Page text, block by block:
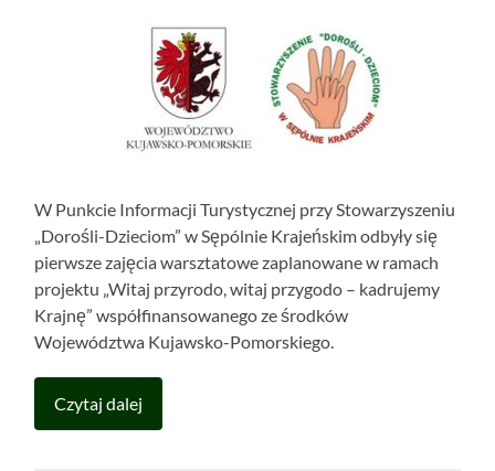
W Punkcie Informacji Turystycznej przy Stowarzyszeniu
„Dorośli-Dzieciom” w Sępólnie Krajeńskim odbyły się
pierwsze zajęcia warsztatowe zaplanowane w ramach
projektu „Witaj przyrodo, witaj przygodo – kadrujemy
Krajnę” współfinansowanego ze środków
Województwa Kujawsko-Pomorskiego.
Czytaj dalej